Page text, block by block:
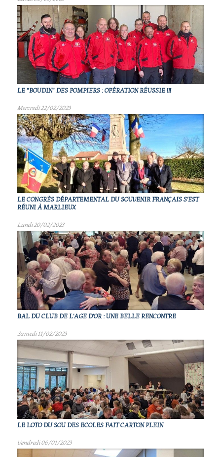
LE "BOUDIN" DES POMPIERS : OPÉRATION RÉUSSIE !!!
Mercredi 22/02/2023
LE CONGRÈS DÉPARTEMENTAL DU SOUVENIR FRANÇAIS S'EST
RÉUNI À MARLIEUX
Lundi 20/02/2023
BAL DU CLUB DE L'AGE D'OR : UNE BELLE RENCONTRE
Samedi 11/02/2023
LE LOTO DU SOU DES ECOLES FAIT CARTON PLEIN
Vendredi 06/01/2023